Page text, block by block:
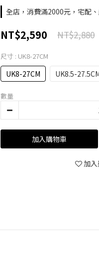
全店，消費滿2000元，宅配
NT$2,590 NT$2,880
尺寸 : UK8-27CM
UK8-27CM UK8.5-
數量
加入購物車
加